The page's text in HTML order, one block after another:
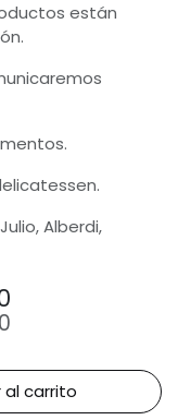
están
Alberdi,
al carrito